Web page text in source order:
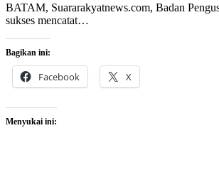
BATAM, Suararakyatnews.com, Badan
sukses mencatat…
Bagikan ini:
Facebook X
Menyukai ini: